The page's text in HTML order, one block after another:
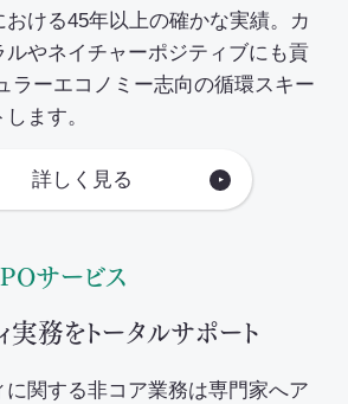
おける45年以上の確かな実績。カ
ルやネイチャーポジティブにも貢
ラーエコノミー志向の循環スキー
ます。
詳しく見る
サービス
実務をトータルサポート
関する非コア業務は専門家へア